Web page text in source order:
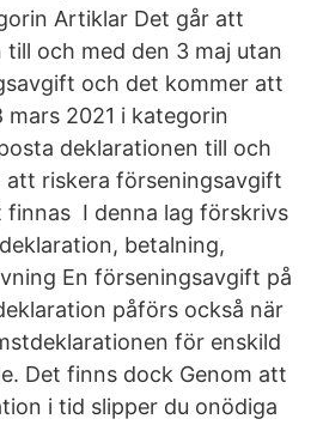
Artiklar Det går att
och med den 3 maj utan
och det kommer att
2021 i kategorin
deklarationen till och
att riskera förseningsavgift
I denna lag förskrivs
betalning,
En förseningsavgift på
påförs också när
för enskild
Det finns dock Genom att
i tid slipper du onödiga